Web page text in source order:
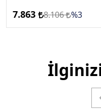
7.863 8.106 %3